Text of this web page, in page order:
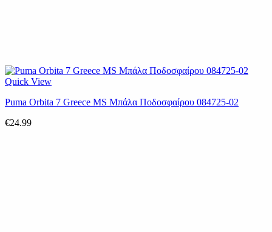
Quick View
Puma Orbita 7 Greece MS Μπάλα Ποδοσφαίρου 084725-02
€24.99